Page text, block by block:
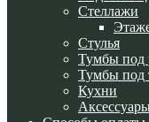
Стеллажи
Стулья
Тумбы под
Тумбы под
Кухни